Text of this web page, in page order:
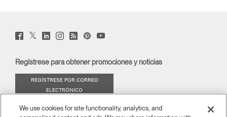
Facebook
(opens
Twitter
(opens
LinkedIn
(opens
Instagram
(opens
Humanscale
Blog
window)
PinterstYouTube
Regístrese para obtener promociones y noticias
REGÍSTRESE POR CORREO
ELECTRÓNICO
ACERCA DE
We use cookies for site functionality, analytics, and